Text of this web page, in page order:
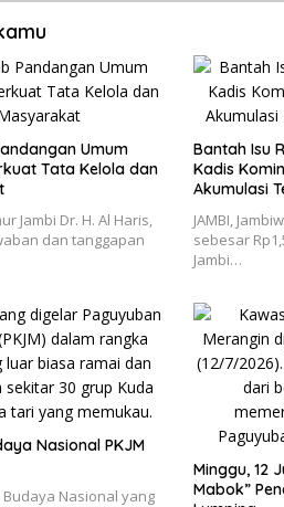
Umum
Tata Kelola dan
Jambi Dr. H. Al Haris,
dan tanggapan
Bantah Isu
Kadis
Akumulasi
JAMBI,
sebesar
Jambi…
Nasional PKJM
Budaya Nasional yang
Minggu, 12
Mabok”